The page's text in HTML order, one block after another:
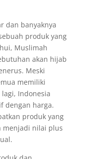
dan banyaknya
produk yang
Muslimah
akan hijab
Meski
memiliki
Indonesia
dengan harga.
produk yang
menjadi nilai plus